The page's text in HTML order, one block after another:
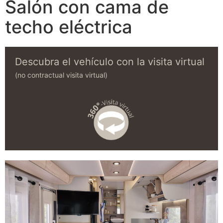
Salón con cama de
techo eléctrica
Descubra el vehículo con la visita virtual
(no contractual visita virtual)